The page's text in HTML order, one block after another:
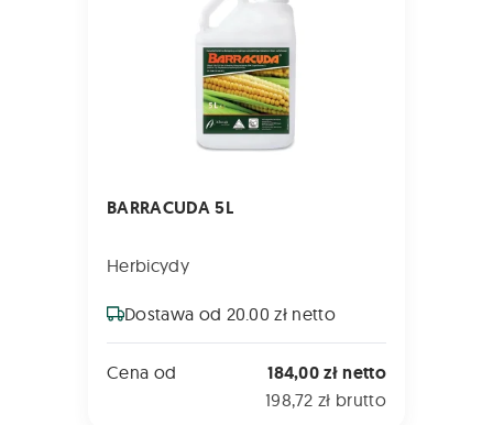
BARRACUDA 5L
Herbicydy
Dostawa od 20.00 zł netto
Cena od 184,00 zł netto
198,72 zł brutto